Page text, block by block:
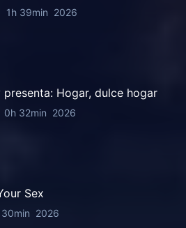
1h 39min 2026
presenta: Hogar, dulce hogar
0h 32min 2026
Sex
30min 2026